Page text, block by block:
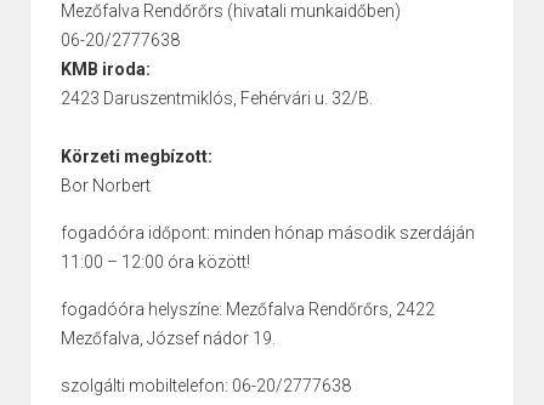
Mezőfalva Rendőrőrs (hivatali munkaidőben)
06-20/2777638
KMB iroda:
2423 Daruszentmiklós, Fehérvári u. 32/B.
Körzeti megbízott:
Bor Norbert
fogadóóra időpont: minden hónap második szerdáján
11:00 – 12:00 óra között!
fogadóóra helyszíne: Mezőfalva Rendőrőrs, 2422
Mezőfalva, József nádor 19.
szolgálti mobiltelefon: 06-20/2777638